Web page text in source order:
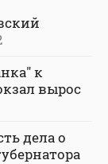
к
вырос
дела о